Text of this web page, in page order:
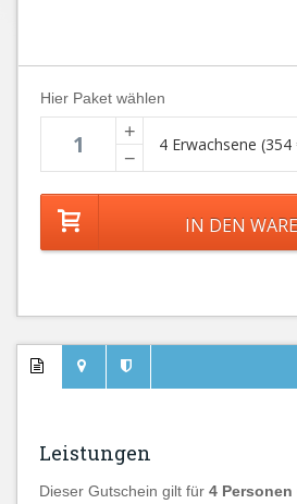
Hier Paket wählen
+
−
Leistungen
Dieser Gutschein gilt für 4 Personen